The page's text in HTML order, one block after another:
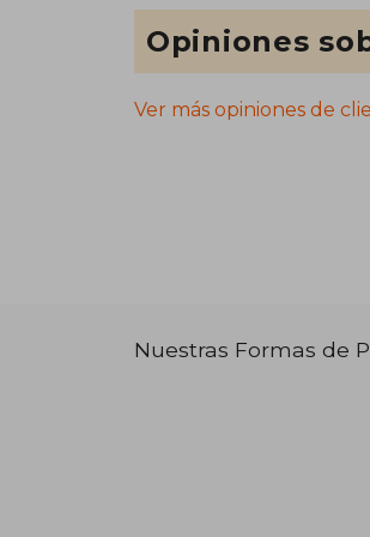
Opiniones
Ver más opiniones de
Nuestras Formas de